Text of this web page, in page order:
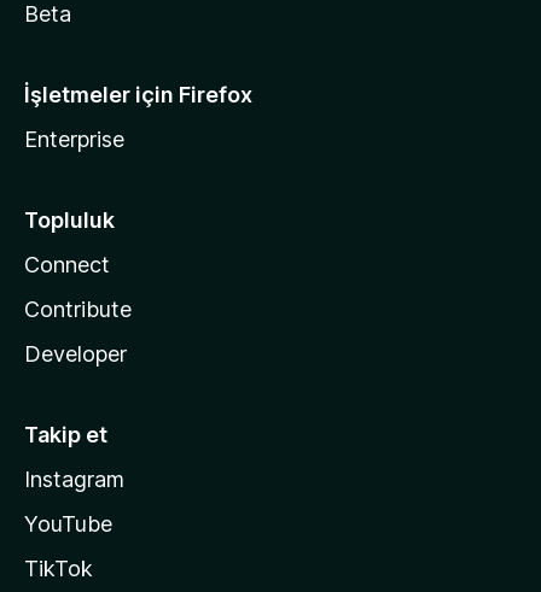
Beta
İşletmeler için Firefox
Enterprise
Topluluk
Connect
Contribute
Developer
Takip et
Instagram
YouTube
TikTok